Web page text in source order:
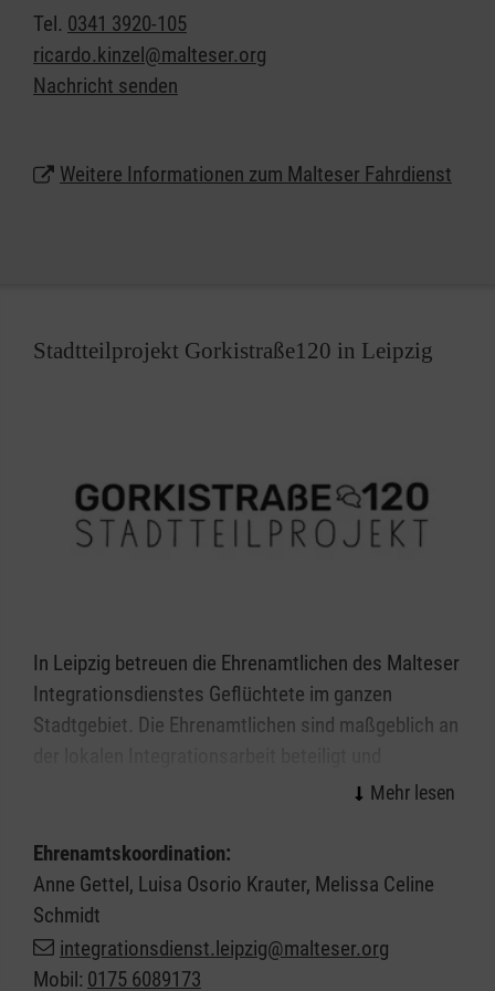
Beförderung und die umfassende Betreuung der
Fahrgäste im Vordergrund - vor, während und nach
der Fahrt in Leipzig und Umgebung.
Antragstellung auf Kostenübernahme durch die
Tel. 0341 3920-105
ricardo.kinzel@malteser.org
Nachricht senden
Weitere Informationen zum Malteser Fahrdienst
Stadtteilprojekt Gorkistraße120 in Leipzig
In Leipzig betreuen die Ehrenamtlichen des Malteser
Integrationsdienstes Geflüchtete im ganzen
Stadtgebiet. Die Ehrenamtlichen sind maßgeblich an
begegnen Geflüchteten ganz individuell. Sie
Sprachtandems oder unterstützen Kindern bei den
Hausaufgaben. Sie haben ein offenes Ohr und
helfen, wo Hilfe gebraucht wird. Dabei fördern wir
eigene Potenziale und bringen Menschen
zusammen. Die Begegnung auf Augenhöhe und das
Ehrenamtskoordination:
Anne Gettel, Luisa Osorio Krauter, Melissa Celine
Schmidt
integrationsdienst.leipzig@malteser.org
Mobil: 0175 6089173